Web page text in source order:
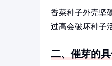
香菜种子外壳坚
过高会破坏种子
二、催芽的